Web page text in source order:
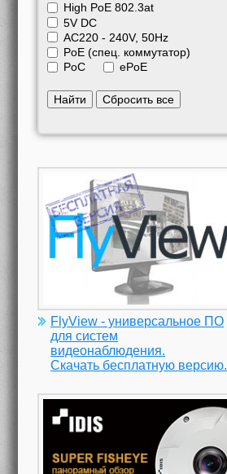
High PoE 802.3at
5V DC
АС220 - 240V, 50Hz
PoE (спец. коммутатор)
PoC
ePoE
Найти Сбросить все
FlyView - универсальное ПО
для систем
видеонаблюдения.
Скачать бесплатную версию.